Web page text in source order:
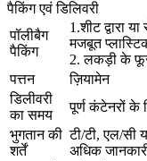
पैकिंग एवं डिलिवरी
पॉलीबैग
पैकिंग
1.शीट द्वारा
मजबूत
2. लकड़ी के
पत्तन
ज़ियामेन
डिलीवरी
का समय
पूर्ण कंटेनरों के
भुगतान की
शर्तें
टी/टी, एल/सी
अधिक